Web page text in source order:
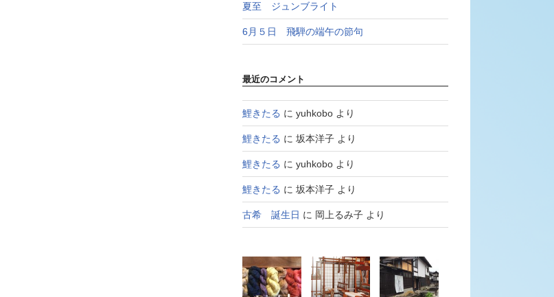
夏至 ジュンブライト
6月５日 飛騨の端午の節句
最近のコメント
鯉きたる に yuhkoboより
鯉きたる に 坂本洋子より
鯉きたる に yuhkoboより
鯉きたる に 坂本洋子より
古希 誕生日 に 岡上るみ子より